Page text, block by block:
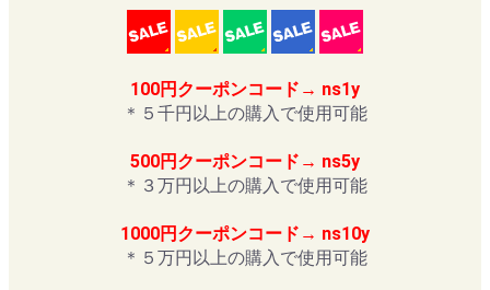
100円クーポンコード→ ns1y
＊５千円以上の購入で使用可能
500円クーポンコード→ ns5y
＊３万円以上の購入で使用可能
1000円クーポンコード→ ns10y
＊５万円以上の購入で使用可能